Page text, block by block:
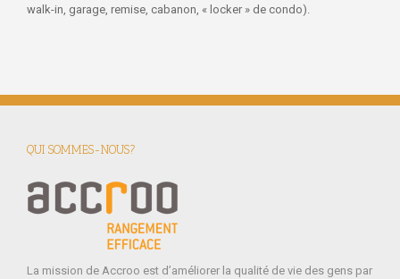
walk-in, garage, remise, cabanon, « locker » de condo).
QUI SOMMES-NOUS?
La mission de Accroo est d’améliorer la qualité de vie des gens par